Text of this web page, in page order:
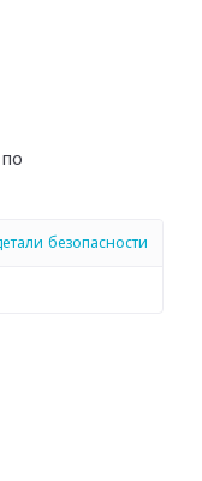
безопасности